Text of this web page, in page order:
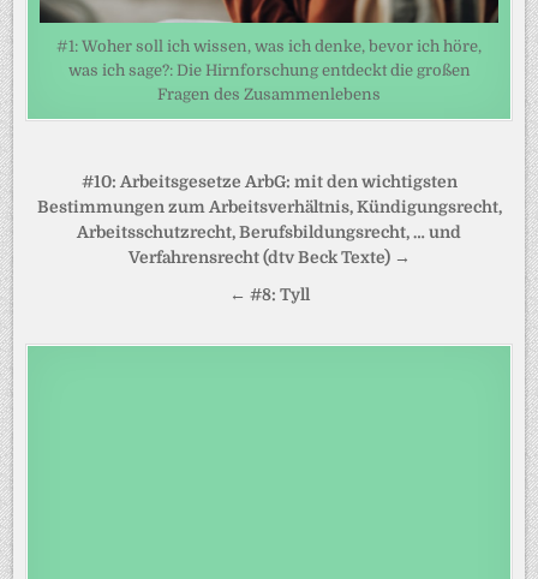
#1: Woher soll ich wissen, was ich denke, bevor ich höre,
was ich sage?: Die Hirnforschung entdeckt die großen
Fragen des Zusammenlebens
Beitragsnavigation
#10: Arbeitsgesetze ArbG: mit den wichtigsten
Bestimmungen zum Arbeitsverhältnis, Kündigungsrecht,
Arbeitsschutzrecht, Berufsbildungsrecht, … und
Verfahrensrecht (dtv Beck Texte) →
← #8: Tyll